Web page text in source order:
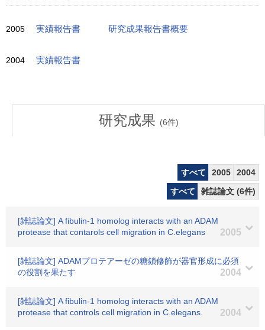
2005 実績報告書 研究成果報告書概要
2004 実績報告書
研究成果 (6件)
すべて 2005
2004
すべて
雑誌論文 (6件)
[雑誌論文] A fibulin-1 homolog interacts with an ADAM
protease that contarols cell migration in C.elegans
2005
[雑誌論文] ADAMプロテアーゼの糖鎖修飾が器官形成に必須
の役割を果たす
2004
[雑誌論文] A fibulin-1 homolog interacts with an ADAM
protease that controls cell migration in C.elegans.
2004